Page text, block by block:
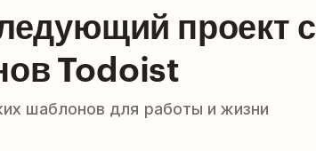
проект с
Todoist
шаблонов для работы и жизни